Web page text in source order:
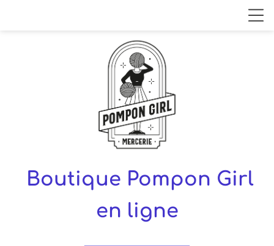
Boutique Pompon Girl
en ligne